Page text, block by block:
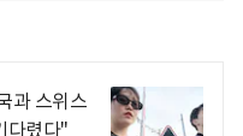
과 스위스
다렸다"